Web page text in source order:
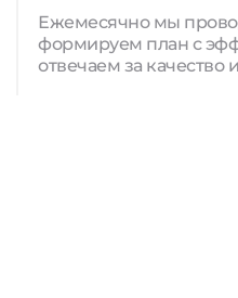
Ежемесячно мы
формируем план с
отвечаем за качество